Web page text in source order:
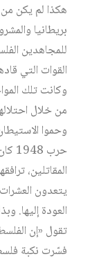
هكذا لم يكن
بريطانيا
للمجاهدين
القوات التي
وكانت تلك
من خلال
وحموا
المقاتلين،
يتعدون
العودة إليها.
تقول «إن
فسّرت نكبة